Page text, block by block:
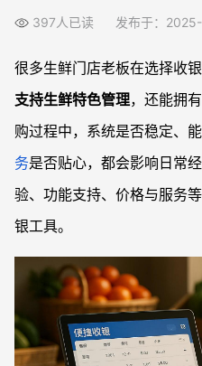
收银系统是否支持多种支付方式
技术售后团队响应慢怎么办？
397人已读 发布于：
很多生鲜门店老板在选择收
支持生鲜特色管理，还能拥有
购过程中，系统是否稳定、
务是否贴心，都会影响日常
验、功能支持、价格与服务
银工具。